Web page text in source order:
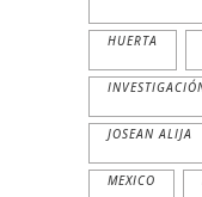
HUERTA
JOSEAN ALIJA
MEXICO